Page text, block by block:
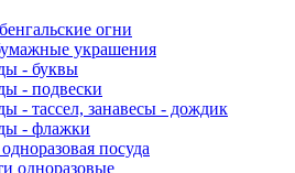
огни
украшения
- буквы
- подвески
- тассел, занавесы - дождик
- флажки
посуда
одноразовые